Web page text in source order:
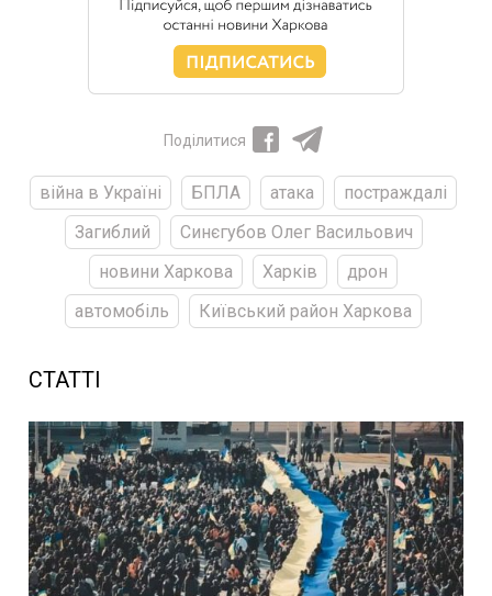
Поділитися
війна в Україні БПЛА атака
постраждалі
Загиблий
Синєгубов Олег Васильович
новини Харкова
Харків
дрон
автомобіль
Київський район Харкова
СТАТТІ